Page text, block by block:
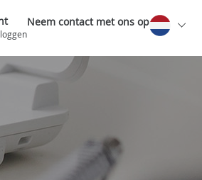
Neem contact met ons op